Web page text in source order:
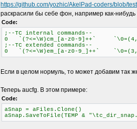
https://github.com/yozhic/AkelPad-coders/blob/
раскрасили бы себе фон, например как-нибудь
Code:
;--TC internal commands--
0 `(?<=\W)cm_[a-z0-9]++`
;--TC extended commands--
0 `(?<=\W)em_[a-z0-9_]++`
Если в целом нормуль, то может добавим так
Теперь aucfg. В этом примере:
Code:
aSnap = aFiles.Clone()
aSnap.SaveToFile(TEMP &